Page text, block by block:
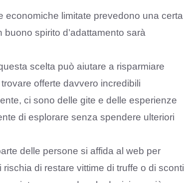
economiche limitate prevedono una certa
spirito d’adattamento sarà
scelta può aiutare a risparmiare
offerte davvero incredibili
ci sono delle gite e delle esperienze
di esplorare senza spendere ulteriori
delle persone si affida al web per
di restare vittime di truffe o di sconti